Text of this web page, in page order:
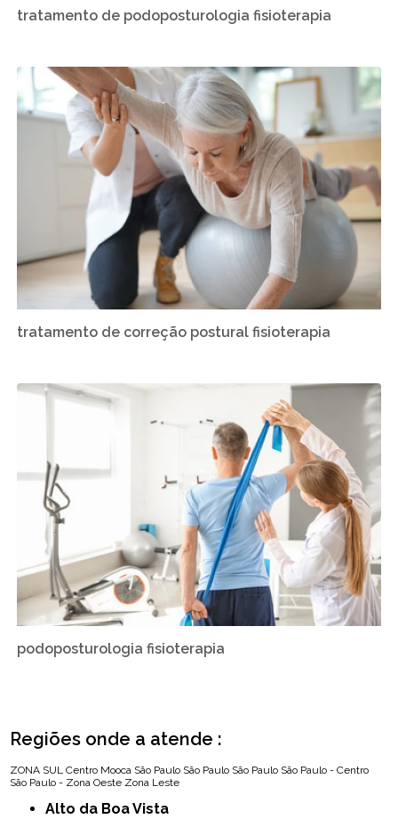
tratamento de podoposturologia fisioterapia
tratamento de correção postural fisioterapia
podoposturologia fisioterapia
Regiões onde a atende :
ZONA SUL Centro Mooca São Paulo São Paulo São Paulo São Paulo - Centro
São Paulo - Zona Oeste Zona Leste
Alto da Boa Vista